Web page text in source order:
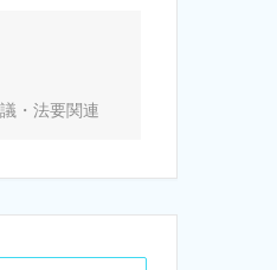
・法要関連